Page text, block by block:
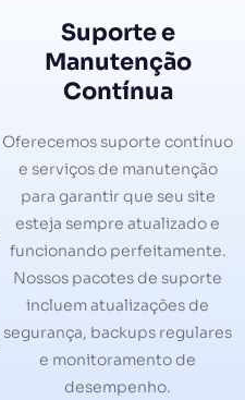
Suporte e
Manutenção
Contínua
Oferecemos suporte contínuo
e serviços de manutenção
para garantir que seu site
esteja sempre atualizado e
funcionando perfeitamente.
Nossos pacotes de suporte
incluem atualizações de
segurança, backups regulares
e monitoramento de
desempenho.